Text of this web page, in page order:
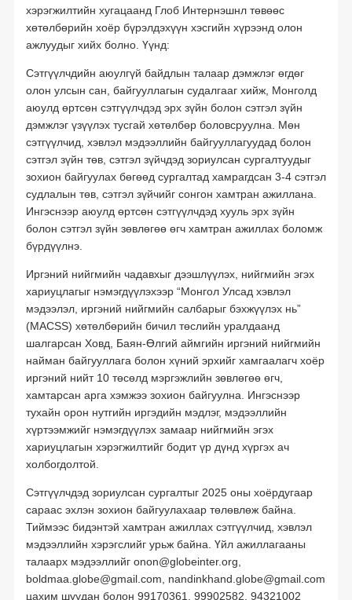
Хэрэгжиж буй төслүүд
Жилийн тайлан
Аудитын тайлан
Улсын нууц
Байгууллагын нууцын тухай
Хувийн нууцын тухай
Төрөөс хэвлэл мэдээлэлд үүрэг хариуцлага болгосон нь
Садар самуун
Хэвлэл мэдээллэл олон нийтийн харилцаа
Хэвлэл мэдээлэл ба олон нийтийн ашиг сонирхол
Зохиогчийн эрх
Бусад
Мэдээлэх, мэдээлэл авах эрхийг баталгаажуулсан дотоодын хууль
Мэдээлэх, мэдээлэл авах эрхийг баталгаажуулсан дотоодын хууль
тогтоомж (2017 он)
Төсөвтэй холбоотой хуулиудад мэдээлэх, мэдээлэл авах эрхийг
баталгаажуулсан зохицуулалт
Хэвлэлийн эрх чөлөө
Өргөн нэвтрүүлэг
Цахим эрх, эрх чөлөө
хэрэгжилтийн хугацаанд Глоб Интернэшнл төвөөс
хөтөлбөрийн хоёр бүрэлдэхүүн хэсгийн хүрээнд олон
ажлуудыг хийх болно. Үүнд:
Сэтгүүлчдийн аюулгүй байдлын талаар дэмжлэг өгдөг
олон улсын сан, байгууллагын судалгааг хийж, Монголд
аюулд өртсөн сэтгүүлчдэд эрх зүйн болон сэтгэл зүйн
дэмжлэг үзүүлэх тусгай хөтөлбөр боловсруулна. Мөн
сэтгүүлчид, хэвлэл мэдээллийн байгууллагуудад болон
сэтгэл зүйн төв, сэтгэл зүйчдэд зориулсан сургалтуудыг
зохион байгуулах бөгөөд сургалтад хамрагдсан 3-4 сэтгэл
судлалын төв, сэтгэл зүйчийг сонгон хамтран ажиллана.
Ингэснээр аюулд өртсөн сэтгүүлчдэд хууль эрх зүйн
болон сэтгэл зүйн зөвлөгөө өгч хамтран ажиллах боломж
бүрдүүлнэ.
Иргэний нийгмийн чадавхыг дээшлүүлэх, нийгмийн эгэх
хариуцлагыг нэмэгдүүлэхээр “Монгол Улсад хэвлэл
мэдээлэл, иргэний нийгмийн салбарыг бэхжүүлэх нь”
(MACSS) хөтөлбөрийн бичил төслийн уралдаанд
шалгарсан Ховд, Баян-Өлгий аймгийн иргэний нийгмийн
найман байгууллага болон хүний эрхийг хамгаалагч хоёр
иргэний нийт 10 төсөлд мэргэжлийн зөвлөгөө өгч,
хамтарсан арга хэмжээ зохион байгуулна. Ингэснээр
тухайн орон нутгийн иргэдийн мэдлэг, мэдээллийн
хүртээмжийг нэмэгдүүлэх замаар нийгмийн эгэх
хариуцлагын хэрэгжилтийг бодит үр дүнд хүргэх ач
холбогдолтой.
Сэтгүүлчдэд зориулсан сургалтыг 2025 оны хоёрдугаар
сараас эхлэн зохион байгуулахаар төлөвлөж байна.
Тиймээс бидэнтэй хамтран ажиллах сэтгүүлчид, хэвлэл
мэдээллийн хэрэгслийг урьж байна. Үйл ажиллагааны
талаарх мэдээллийг onon@globeinter.org,
boldmaa.globe@gmail.com, nandinkhand.globe@gmail.com
цахим шуудан болон 99170361, 99902582, 94321002